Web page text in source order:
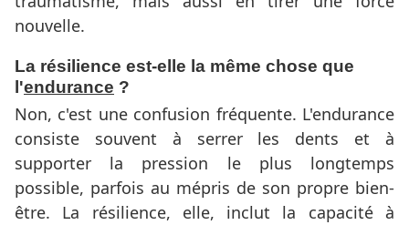
nouvelle.
La résilience est-elle la même chose que
l'endurance ?
Non, c'est une confusion fréquente. L'endurance
consiste souvent à serrer les dents et à
supporter la pression le plus longtemps
possible, parfois au mépris de son propre bien-
être. La résilience, elle, inclut la capacité à